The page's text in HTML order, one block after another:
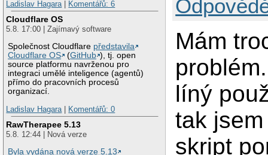
Ladislav Hagara
Komentářů: 6
Cloudflare OS
5.8. 17:00 | Zajímavý software
Společnost Cloudflare představila
Cloudflare OS
(GitHub ), tj. open
source platformu navrženou pro
integraci umělé inteligence (agentů)
přímo do pracovních procesů
organizací.
Ladislav Hagara
Komentářů: 0
RawTherapee 5.13
5.8. 12:44 | Nová verze
Byla vydána nová verze 5.13
Mám
líný
tak
skript